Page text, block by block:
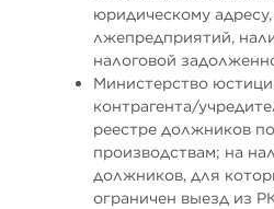
юридическому
лжепредприятий,
налоговой
Министерство
контрагента/
реестре должников
производствам; на
должников, для
ограничен выезд из